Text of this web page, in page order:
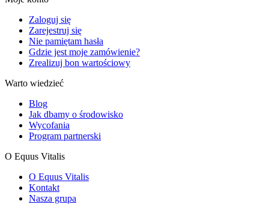
Zaloguj się
Zarejestruj się
Nie pamiętam hasła
Gdzie jest moje zamówienie?
Zrealizuj bon wartościowy
Warto wiedzieć
Blog
Jak dbamy o środowisko
Wycofania
Program partnerski
O Equus Vitalis
O Equus Vitalis
Kontakt
Nasza grupa